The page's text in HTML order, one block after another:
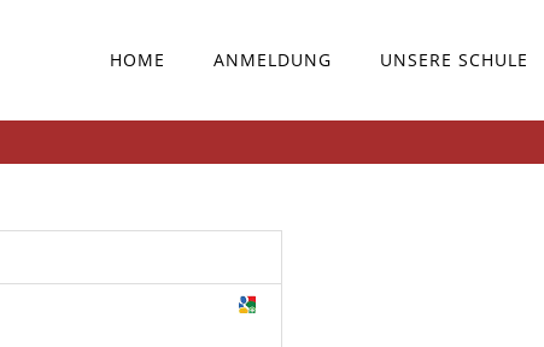
HOME ANMELDUNG UNSERE SCHULE